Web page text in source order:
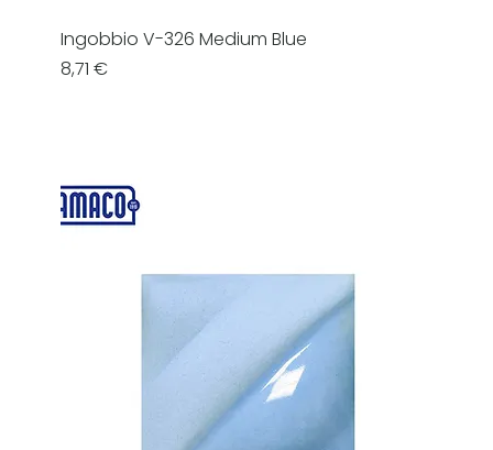
Ingobbio V-326 Medium Blue
Prezzo
8,71 €